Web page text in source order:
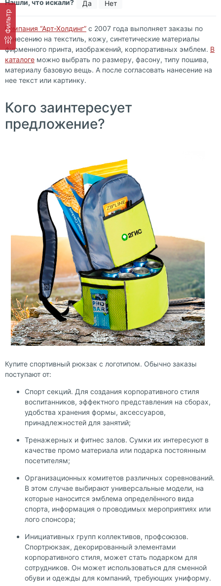
Фильтр
Нашли, что искали? Да Нет
Компания “Арт-Холдинг” с 2007 года выполняет заказы по
нанесению на текстиль, кожу, синтетические материалы
фирменного принта, изображений, корпоративных эмблем. В
каталоге можно выбрать по размеру, фасону, типу пошива,
материалу базовую вещь. А после согласовать нанесение на
нее текст или картинку.
Кого заинтересует
предложение?
Купите спортивный рюкзак с логотипом. Обычно заказы
поступают от:
Спорт секций. Для создания корпоративного стиля
воспитанников, эффектного представления на сборах,
удобства хранения формы, аксессуаров,
принадлежностей для занятий;
Тренажерных и фитнес залов. Сумки их интересуют в
качестве промо материала или подарка постоянным
посетителям;
Организационных комитетов различных соревнований.
В этом случае выбирают универсальные модели, на
которые наносится эмблема определённого вида
спорта, информация о проводимых мероприятиях или
лого спонсора;
Инициативных групп коллективов, профсоюзов.
Спортрюкзак, декорированный элементами
корпоративного стиля, может стать подарком для
сотрудников. Он может использоваться для сменной
обуви и одежды для компаний, требующих униформу.